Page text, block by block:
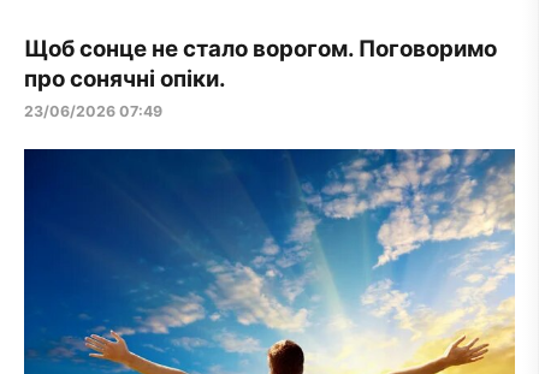
Щоб сонце не стало ворогом. Поговоримо
про сонячні опіки.
23/06/2026 07:49